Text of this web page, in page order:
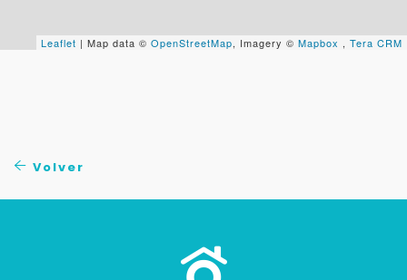
Leaflet | Map data © OpenStreetMap, Imagery © Mapbox , Tera CRM
Volver
Cancelar